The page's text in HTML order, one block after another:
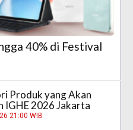
40% di Festival
Produk yang Akan
IGHE 2026 Jakarta
21:00 WIB